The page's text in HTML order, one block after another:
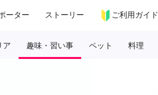
ーター ストーリー ご利用ガイド
ア 趣味・習い事 ペット 料理